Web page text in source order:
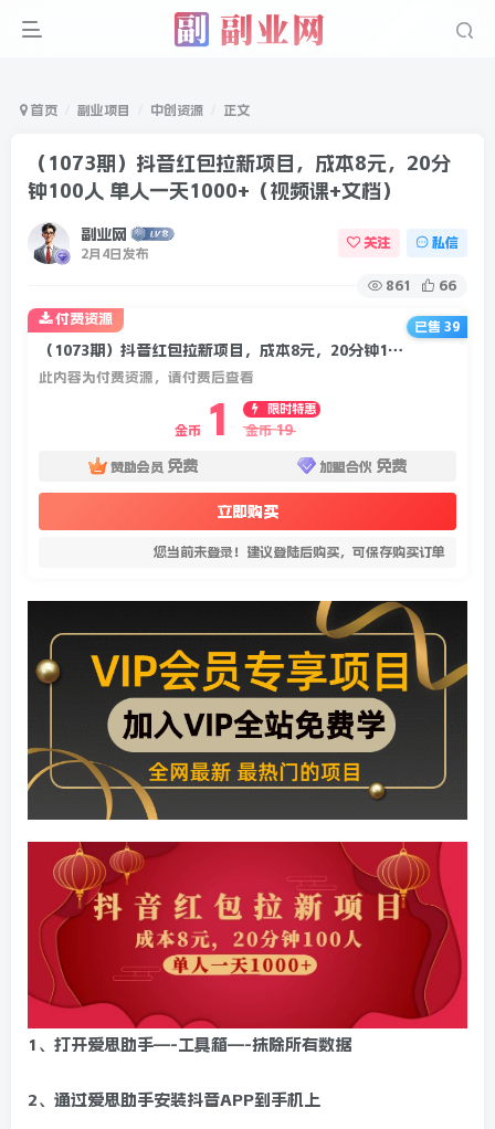
首页 副业项目 中创资源 正文
（1073期）抖音红包拉新项目，成本8元，20分
钟100人 单人一天1000+（视频课+文档）
副业网
2月4日发布
关注 私信
861 66
（1073期）抖音红包拉新项目，成本8元，20分钟100人 单人一天1000+（视频课+文档）
此内容为付费资源，请付费后查看
金币 1
限时特惠
金币 19
赞助会员 免费 加盟合伙 免费
立即购买
您当前未登录！建议登陆后购买，可保存购买订单
付费资源
已售 39
1、打开爱思助手—-工具箱—-抹除所有数据
2、通过爱思助手安装抖音APP到手机上